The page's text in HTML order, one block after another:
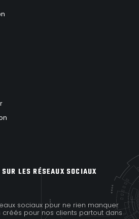
LES RÉSEAUX SOCIAUX
sociaux pour ne rien manquer
créés pour nos clients partout dans